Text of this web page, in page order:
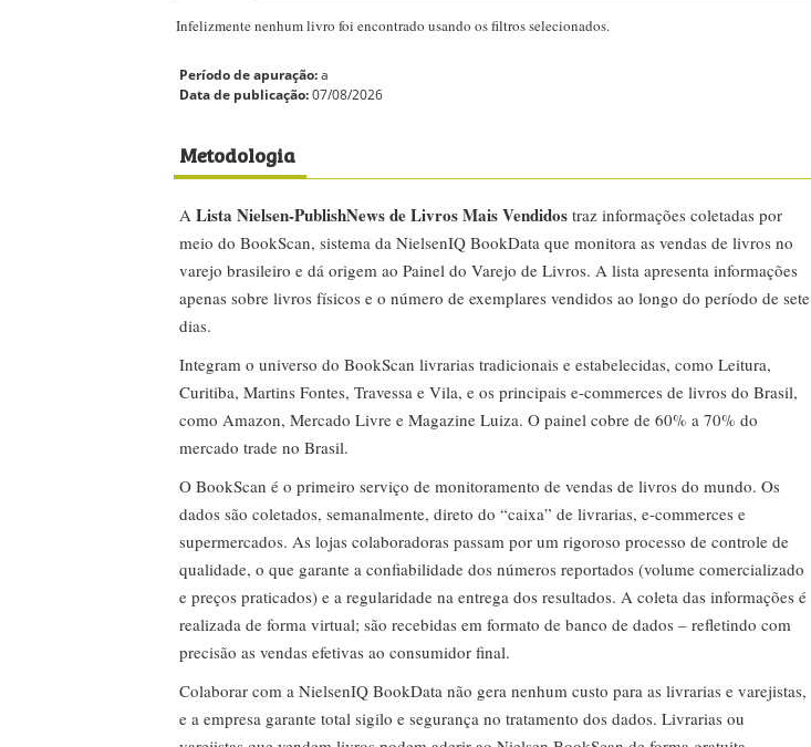
Infelizmente nenhum livro foi encontrado usando os filtros selecionados.
Período de apuração:a
Data de publicação:07/08/2026
Metodologia
A Lista Nielsen-PublishNews de Livros Mais Vendidos traz informações coletadas por
meio do BookScan, sistema da NielsenIQ BookData que monitora as vendas de livros no
varejo brasileiro e dá origem ao Painel do Varejo de Livros. A lista apresenta informações
apenas sobre livros físicos e o número de exemplares vendidos ao longo do período de sete
dias.
Integram o universo do BookScan livrarias tradicionais e estabelecidas, como Leitura,
Curitiba, Martins Fontes, Travessa e Vila, e os principais e-commerces de livros do Brasil,
como Amazon, Mercado Livre e Magazine Luiza. O painel cobre de 60% a 70% do
mercado trade no Brasil.
O BookScan é o primeiro serviço de monitoramento de vendas de livros do mundo. Os
dados são coletados, semanalmente, direto do “caixa” de livrarias, e-commerces e
supermercados. As lojas colaboradoras passam por um rigoroso processo de controle de
qualidade, o que garante a confiabilidade dos números reportados (volume comercializado
e preços praticados) e a regularidade na entrega dos resultados. A coleta das informações é
realizada de forma virtual; são recebidas em formato de banco de dados – refletindo com
precisão as vendas efetivas ao consumidor final.
Colaborar com a NielsenIQ BookData não gera nenhum custo para as livrarias e varejistas,
e a empresa garante total sigilo e segurança no tratamento dos dados. Livrarias ou